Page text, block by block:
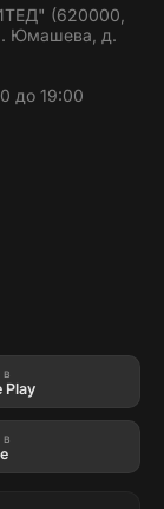
(620000,
Юмашева, д.
до 19:00
в
Play
в